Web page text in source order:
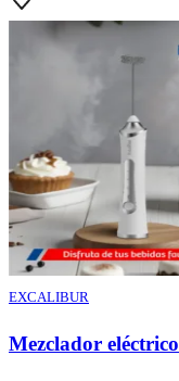
EXCALIBUR
Mezclador